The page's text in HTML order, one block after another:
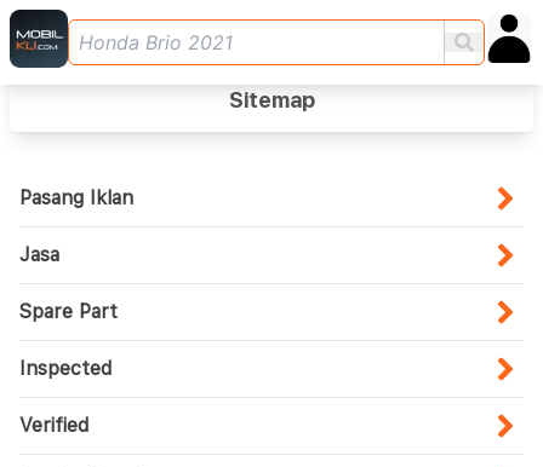
Sitemap
Pasang Iklan
Jasa
Spare Part
Inspected
Verified